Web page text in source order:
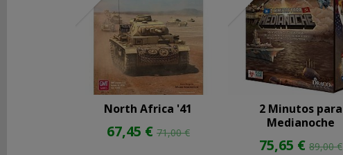
North Africa '41
67,45 € 71,00 €
2 Minutos para
Medianoche
75,65 € 89,00 €